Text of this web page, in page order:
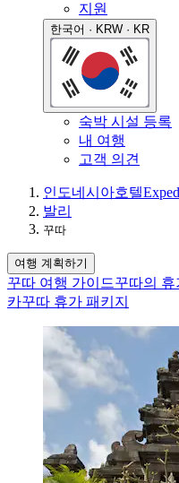
지원
한국어 · KRW · KR
숙박 시설 등록
내 여행
고객 의견
인도네시아호텔
발리
꾸따
여행 계획하기
꾸따 여행 가이드꾸따의 휴
카꾸따 휴가 패키지